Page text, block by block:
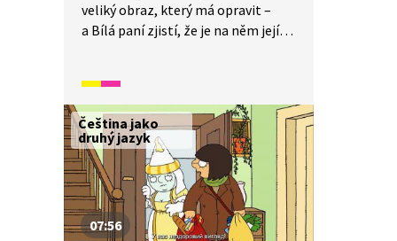
veliký obraz, který má opravit –
a Bílá paní zjistí, že je na něm její
odejde za rytířem a schovají rytířovi
hlavu, ale nakonec se vše vyřeší –
Krutihlav s Bílou paní se svatbou
počkají, dokud kluci nevyrostou.
Čeština jako
druhý jazyk
07:56